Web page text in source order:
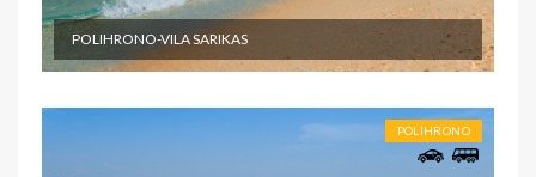
POLIHRONO-VILA SARIKAS
POLIHRONO